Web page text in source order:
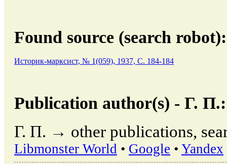
Found source (search robot):
Историк-марксист, № 1(059), 1937, C. 184-184
Publication author(s) - Г. П.:
Г. П. → other publications,
Libmonster World • Google • Yandex